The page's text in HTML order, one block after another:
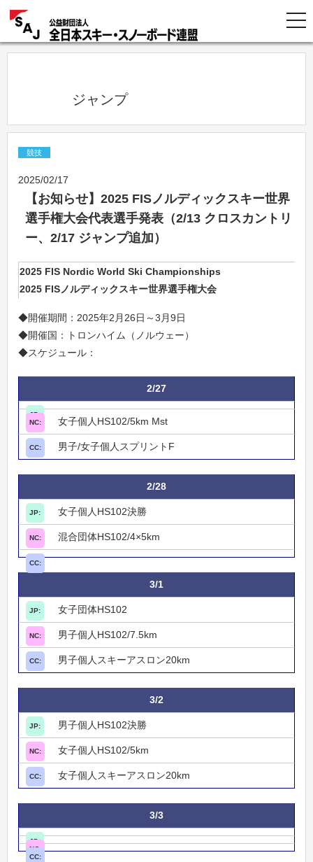
            ジャンプ
競技
2025/02/17
【お知らせ】2025 FISノルディックスキー世界
選手権大会代表選手発表（2/13 クロスカントリ
ー、2/17 ジャンプ追加）
2025 FIS Nordic World Ski Championships
2025 FISノルディックスキー世界選手権大会
◆開催期間：2025年2月26日～3月9日
◆開催国：トロンハイム（ノルウェー）
◆スケジュール：
2/27
女子個人HS102/5km Mst
男子/女子個人スプリントF
2/28
女子個人HS102決勝
混合団体HS102/4×5km
3/1
女子団体HS102
男子個人HS102/7.5km
男子個人スキーアスロン20km
3/2
男子個人HS102決勝
女子個人HS102/5km
女子個人スキーアスロン20km
3/3